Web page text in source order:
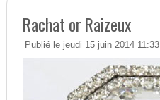
Rachat or Raizeux
Publié le jeudi 15 juin 2014 11:33